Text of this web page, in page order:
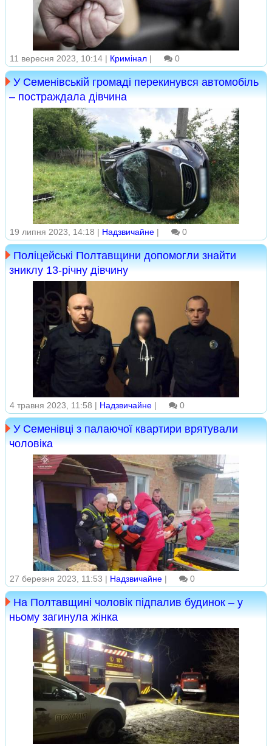
11 вересня 2023, 10:14 | Кримінал | 0
У Семенівській громаді перекинувся автомобіль
– постраждала дівчина
19 липня 2023, 14:18 | Надзвичайне | 0
Поліцейські Полтавщини допомогли знайти
зниклу 13-річну дівчину
4 травня 2023, 11:58 | Надзвичайне | 0
У Семенівці з палаючої квартири врятували
чоловіка
27 березня 2023, 11:53 | Надзвичайне | 0
На Полтавщині чоловік підпалив будинок – у
ньому загинула жінка